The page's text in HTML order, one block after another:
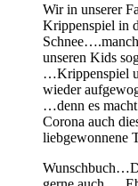
Wir in unserer
Krippenspiel in
unseren Kids
…Krippenspiel
wieder
…denn es
Corona auch
liebgewonnene